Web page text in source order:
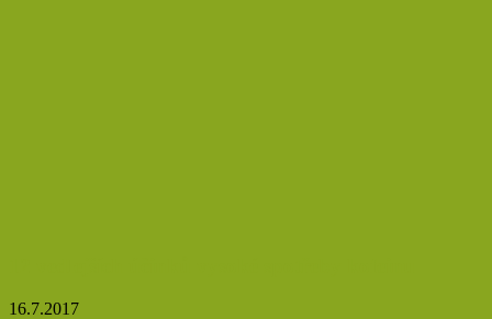
16.7.2017